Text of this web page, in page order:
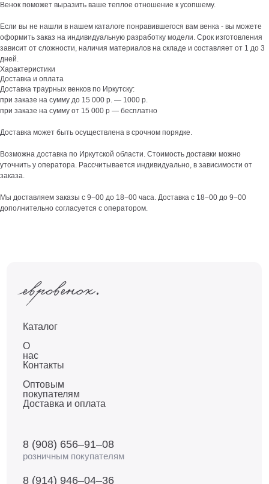
Венок поможет выразить ваше теплое отношение к усопшему.
Если вы не нашли в нашем каталоге понравившегося вам венка - вы можете
оформить заказ на индивидуальную разработку модели. Срок изготовления
зависит от сложности, наличия материалов на складе и составляет от 1 до 3
дней.
Характеристики
Доставка и оплата
Доставка траурных венков по Иркутску:
при заказе на сумму до 15 000 р. — 1000 р.
при заказе на сумму от 15 000 р — бесплатно
Доставка может быть осуществлена в срочном порядке.
Возможна доставка по Иркутской области. Стоимость доставки можно
уточнить у оператора. Рассчитывается индивидуально, в зависимости от
заказа.
Мы доставляем заказы с 9−00 до 18−00 часа. Доставка с 18−00 до 9−00
дополнительно согласуется с оператором.
Каталог
О
нас
Контакты
Оптовым
покупателям
Доставка и оплата
8 (908) 656–91–08
розничным покупателям
8 (914) 946–04–36